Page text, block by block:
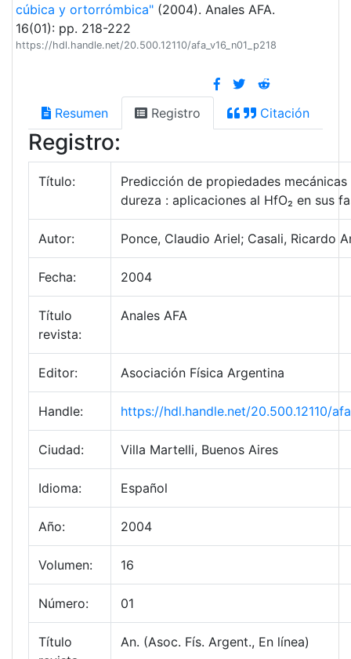
cúbica y ortorrómbica"(2004). Anales AFA.
16(01): pp. 218-222
https://hdl.handle.net/20.500.12110/afa_v16_n01_p218
Resumen Registro Citación
Registro:
Título:
Predicción de propiedades
dureza : aplicaciones al HfO₂ en sus
Autor: Ponce, Claudio Ariel; Casali, Ricardo
Fecha: 2004
Título
revista:
Anales AFA
Editor: Asociación Física Argentina
Handle: https://hdl.handle.net/20.500.12110/
Ciudad: Villa Martelli, Buenos Aires
Idioma: Español
Año: 2004
Volumen: 16
Número: 01
Título
An. (Asoc. Fís. Argent., En línea)